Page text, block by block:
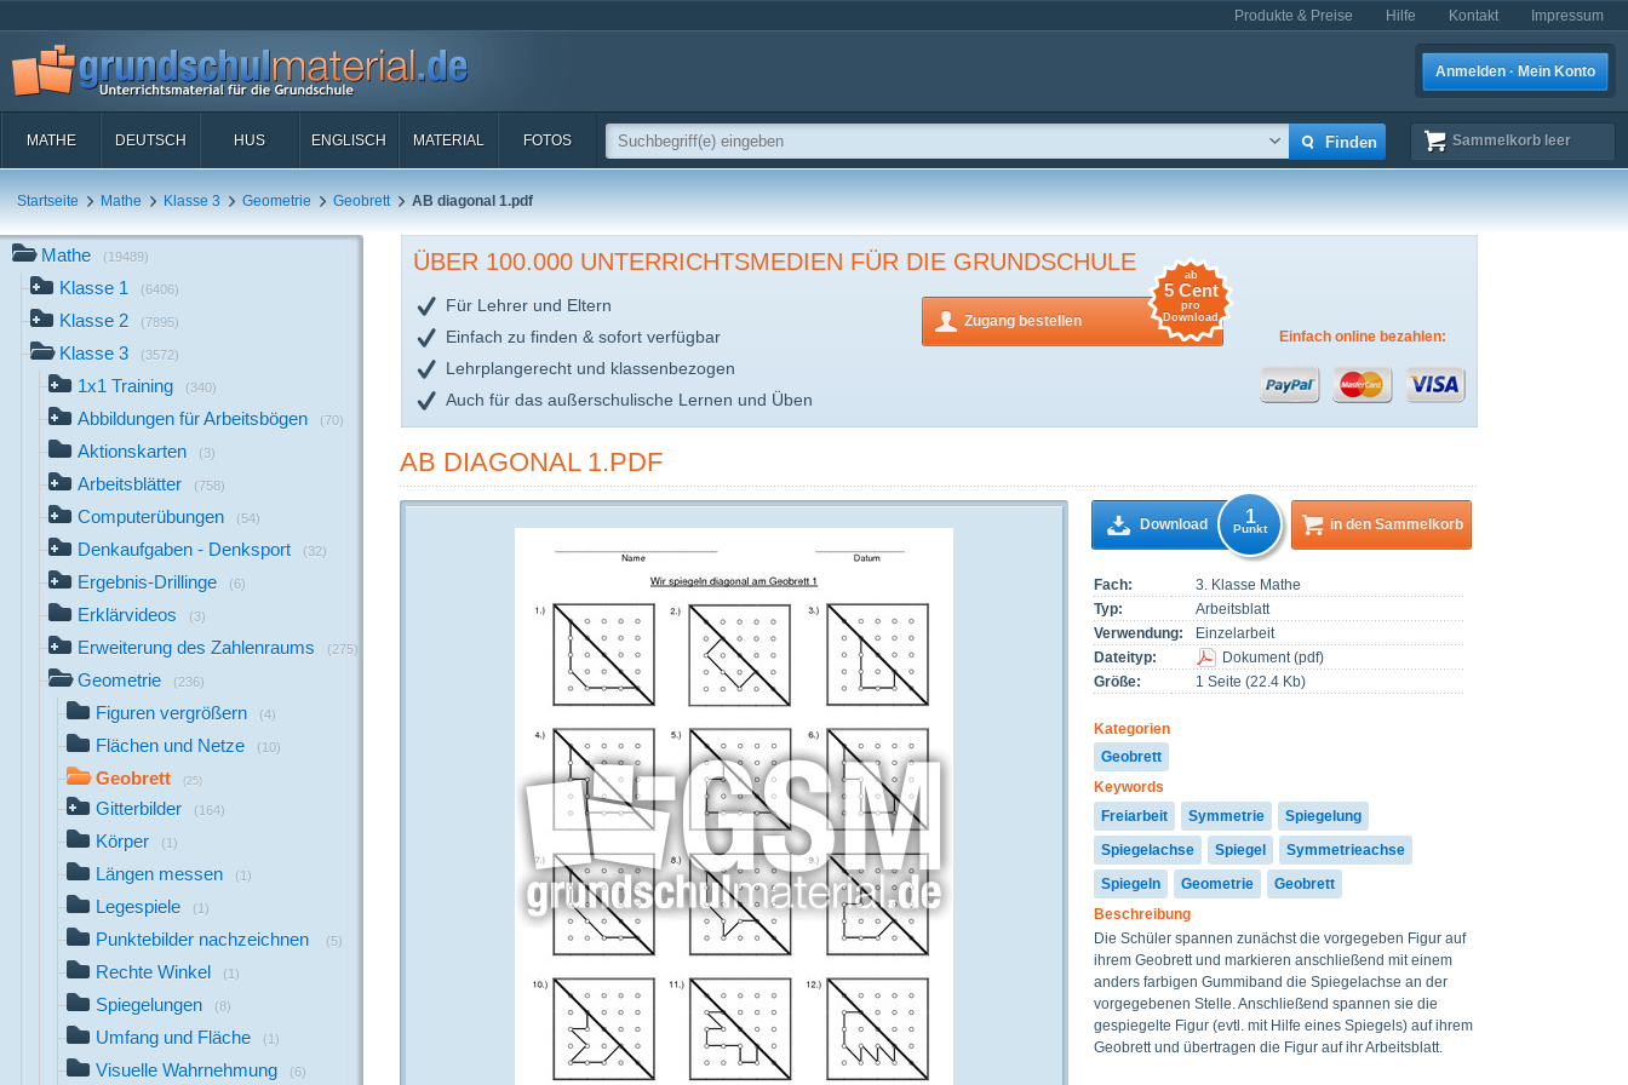
Produkte & Preise Hilfe Kontakt Impressum
Anmelden · Mein Konto
MATHE DEUTSCH HUS ENGLISCH MATERIAL FOTOS Sammelkorb leer
Startseite Mathe Klasse 3 Geometrie Geobrett AB diagonal 1.pdf
Mathe (19489)
Klasse 1 (6406)
Klasse 2 (7895)
Klasse 3 (3572)
1x1 Training (340)
Abbildungen für Arbeitsbögen (70)
Aktionskarten (3)
Arbeitsblätter (758)
Computerübungen (54)
Denkaufgaben - Denksport (32)
Ergebnis-Drillinge (6)
Erklärvideos (3)
Erweiterung des Zahlenraums (275)
Geometrie (236)
Figuren vergrößern (4)
Flächen und Netze (10)
Geobrett (25)
Gitterbilder (164)
Körper (1)
Längen messen (1)
Legespiele (1)
Punktebilder nachzeichnen (5)
Rechte Winkel (1)
Spiegelungen (8)
Umfang und Fläche (1)
Visuelle Wahrnehmung (6)
ÜBER 100.000 UNTERRICHTSMEDIEN FÜR DIE GRUNDSCHULE
Für Lehrer und Eltern
Einfach zu finden & sofort verfügbar
Lehrplangerecht und klassenbezogen
Auch für das außerschulische Lernen und Üben
Zugang bestellen
ab
5 Cent
pro
Download
Einfach online bezahlen:
AB DIAGONAL 1.PDF
Fach:
3. Klasse Mathe
Typ:
Arbeitsblatt
Verwendung:
Einzelarbeit
Dateityp:
Dokument(pdf)
Größe:
1 Seite (22.4 Kb)
Kategorien
Geobrett
Keywords
Freiarbeit
Symmetrie
Spiegelung
Spiegelachse
Spiegel
Symmetrieachse
Spiegeln
Geometrie
Geobrett
Beschreibung
Die Schüler spannen zunächst die vorgegeben Figur auf
ihrem Geobrett und markieren anschließend mit einem
anders farbigen Gummiband die Spiegelachse an der
vorgegebenen Stelle. Anschließend spannen sie die
gespiegelte Figur (evtl. mit Hilfe eines Spiegels) auf ihrem
Geobrett und übertragen die Figur auf ihr Arbeitsblatt.
Download 1
Punkt in den Sammelkorb